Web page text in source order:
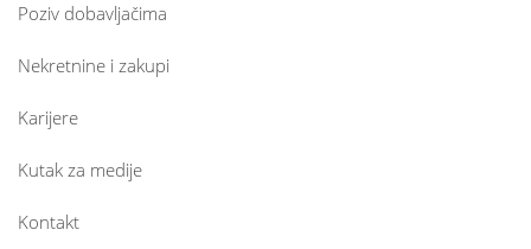
Poziv dobavljačima
Nekretnine i zakupi
Karijere
Kutak za medije
Kontakt